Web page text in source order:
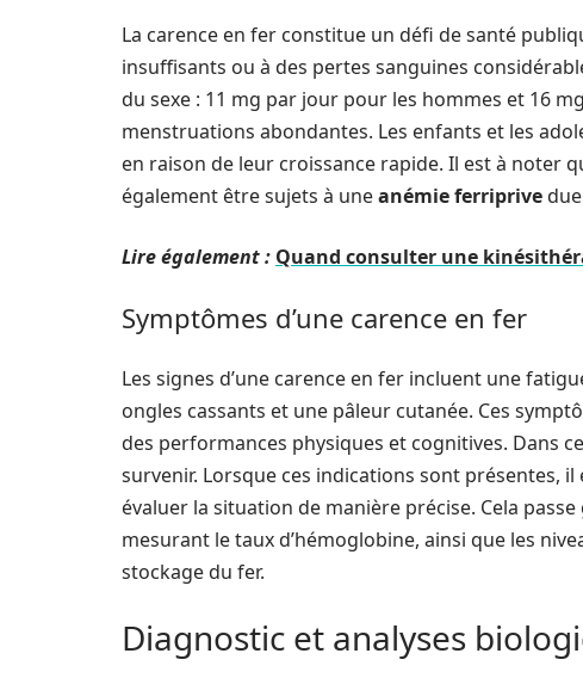
La carence en fer constitue un défi de santé
insuffisants ou à des pertes sanguines
du sexe : 11 mg par jour pour les hommes et 16
menstruations abondantes. Les enfants et les
en raison de leur croissance rapide. Il est à noter
également être sujets à uneanémie ferriprive
Lire également : Quand consulter une
Symptômes d’une carence en fer
Les signes d’une carence en fer incluent une
ongles cassants et une pâleur cutanée. Ces
des performances physiques et cognitives. Dans
survenir. Lorsque ces indications sont présentes,
évaluer la situation de manière précise. Cela
mesurant le taux d’hémoglobine, ainsi que les
stockage du fer.
Diagnostic et analyses